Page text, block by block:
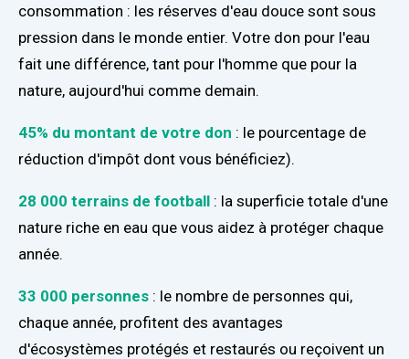
consommation : les réserves d'eau douce sont sous
pression dans le monde entier. Votre don pour l'eau
fait une différence, tant pour l'homme que pour la
nature, aujourd'hui comme demain.
45% du montant de votre don : le pourcentage de
réduction d'impôt dont vous bénéficiez).
28 000 terrains de football : la superficie totale d'une
nature riche en eau que vous aidez à protéger chaque
année.
33 000 personnes : le nombre de personnes qui,
chaque année, profitent des avantages
d'écosystèmes protégés et restaurés ou reçoivent un